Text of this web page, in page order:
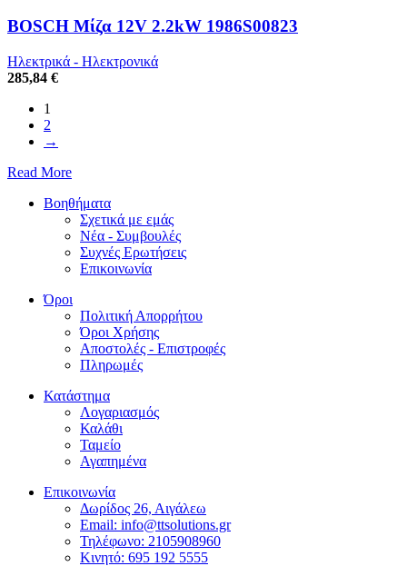
BOSCH Μίζα 12V 2.2kW 1986S00823
Ηλεκτρικά - Ηλεκτρονικά
285,84 €
1
2
→
Read More
Βοηθήματα
Σχετικά με εμάς
Νέα - Συμβουλές
Συχνές Ερωτήσεις
Επικοινωνία
Όροι
Πολιτική Απορρήτου
Όροι Χρήσης
Αποστολές - Επιστροφές
Πληρωμές
Κατάστημα
Λογαριασμός
Καλάθι
Ταμείο
Αγαπημένα
Επικοινωνία
Δωρίδος 26, Αιγάλεω
Email: info@ttsolutions.gr
Τηλέφωνο: 2105908960
Κινητό: 695 192 5555